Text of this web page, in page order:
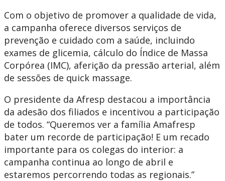
Com o objetivo de promover a qualidade de vida,
a campanha oferece diversos serviços de
prevenção e cuidado com a saúde, incluindo
exames de glicemia, cálculo do Índice de Massa
Corpórea (IMC), aferição da pressão arterial, além
de sessões de quick massage.
O presidente da Afresp destacou a importância
da adesão dos filiados e incentivou a participação
de todos. “Queremos ver a família Amafresp
bater um recorde de participação! E um recado
importante para os colegas do interior: a
campanha continua ao longo de abril e
estaremos percorrendo todas as regionais.”